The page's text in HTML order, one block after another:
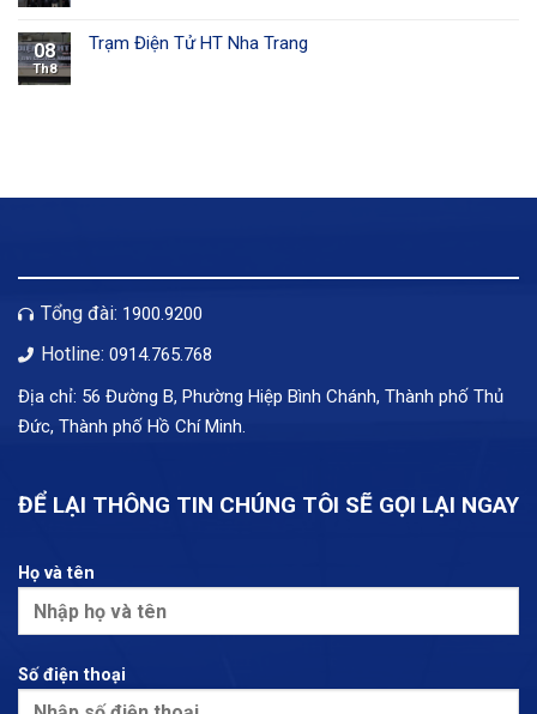
08
Th8
Trạm Điện Tử HT Nha Trang
Tổng đài: 1900.9200
Hotline: 0914.765.768
Địa chỉ: 56 Đường B, Phường Hiệp Bình Chánh, Thành phố Thủ
Đức, Thành phố Hồ Chí Minh.
ĐỂ LẠI THÔNG TIN CHÚNG TÔI SẼ GỌI LẠI NGAY
Họ và tên
Số điện thoại